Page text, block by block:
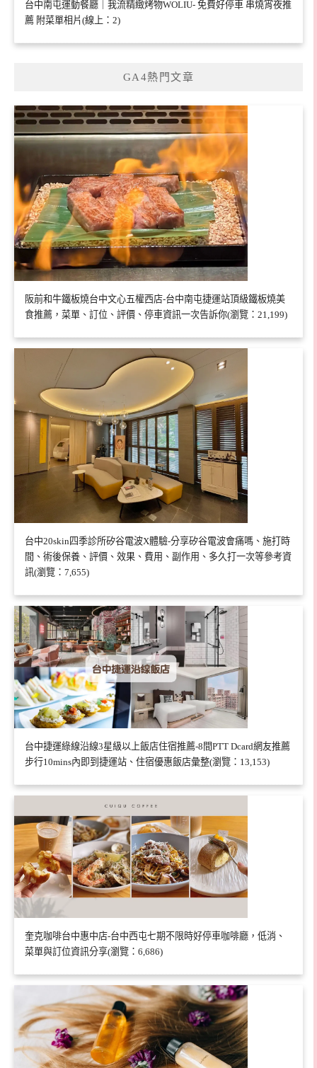
台中南屯運動餐廳｜我流精緻烤物WOLIU- 免費好停車 串燒宵夜推
薦 附菜單相片(線上：2)
GA4熱門文章
阪前和牛鐵板燒台中文心五權西店-台中南屯捷運站頂級鐵板燒美
食推薦，菜單、訂位、評價、停車資訊一次告訴你(瀏覽：21,199)
台中20skin四季診所矽谷電波X體驗-分享矽谷電波會痛嗎、施打時
間、術後保養、評價、效果、費用、副作用、多久打一次等參考資
訊(瀏覽：7,655)
台中捷運綠線沿線3星級以上飯店住宿推薦-8間PTT Dcard網友推薦
步行10mins內即到捷運站、住宿優惠飯店彙整(瀏覽：13,153)
奎克咖啡台中惠中店-台中西屯七期不限時好停車咖啡廳，低消、
菜單與訂位資訊分享(瀏覽：6,686)